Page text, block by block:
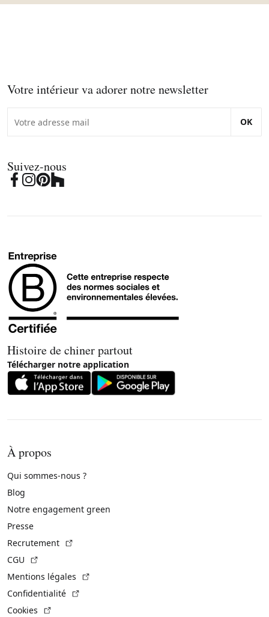
Votre intérieur va adorer notre newsletter
OK
Suivez-nous
Histoire de chiner partout
Télécharger notre application
À propos
Qui sommes-nous ?
Blog
Notre engagement green
Presse
Recrutement
CGU
Mentions légales
Confidentialité
Cookies